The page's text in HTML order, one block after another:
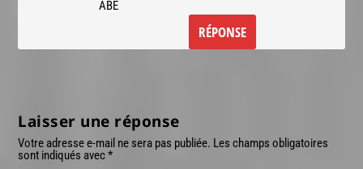
ABE
RÉPONSE
Laisser une réponse
Votre adresse e-mail ne sera pas publiée. Les champs obligatoires
sont indiqués avec*